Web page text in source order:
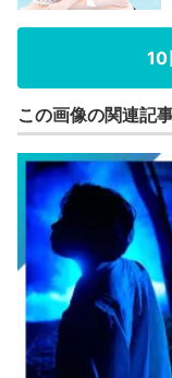
10
この画像の関連記